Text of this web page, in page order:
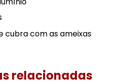
cubra com as ameixas
relacionadas